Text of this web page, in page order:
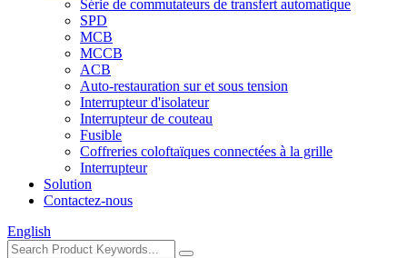
Série de commutateurs de transfert automatique
SPD
MCB
MCCB
ACB
Auto-restauration sur et sous tension
Interrupteur d'isolateur
Interrupteur de couteau
Fusible
Coffreries coloftaïques connectées à la grille
Interrupteur
Solution
Contactez-nous
English